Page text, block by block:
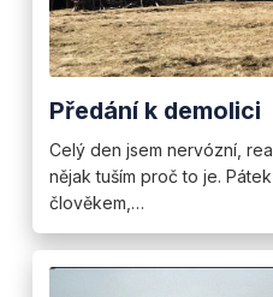
Předání k demolici
Celý den jsem nervózní,
nějak tuším proč to je.
člověkem,…